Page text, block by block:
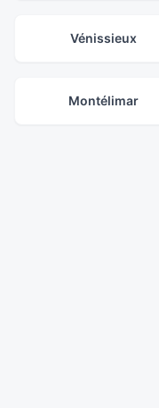
Vénissieux
Montélimar